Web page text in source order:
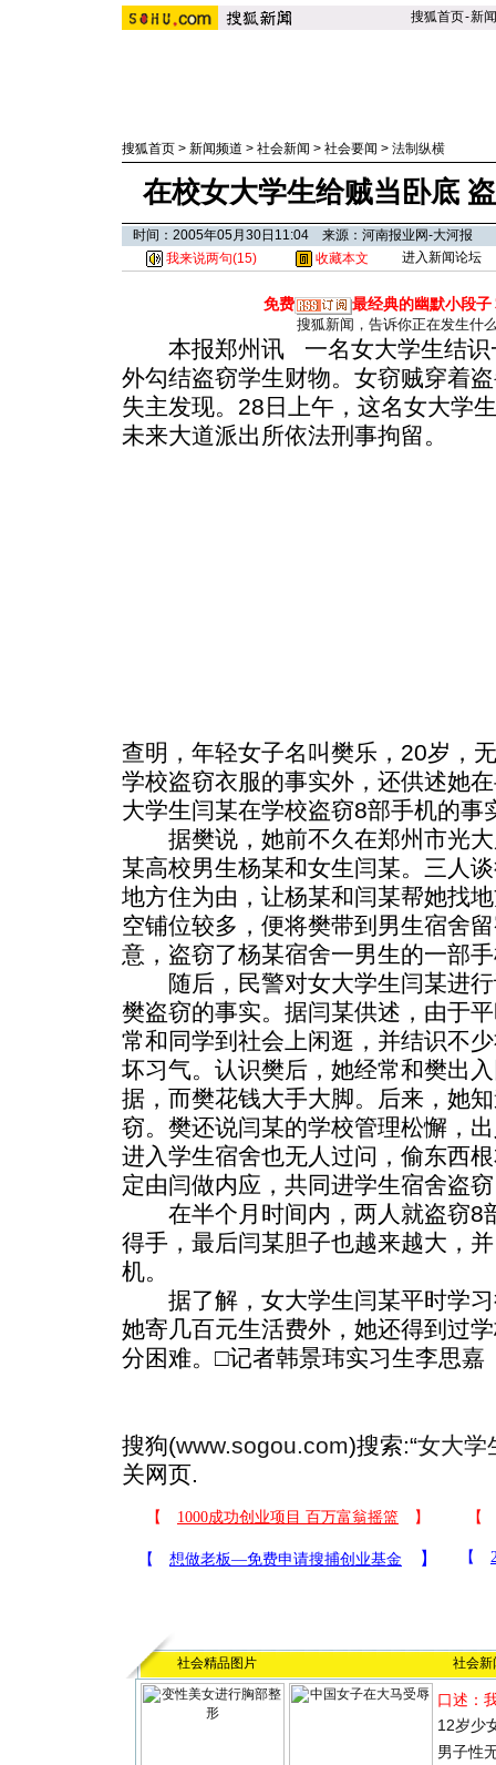
搜狐首页-新闻
搜狐首页 > 新闻频道 > 社会新闻 > 社会要闻 > 法制纵横
在校女大学生给贼当卧底
时间：2005年05月30日11:04 来源：河南报业网-大河报
我来说两句(15) 收藏本文 进入新闻论坛
免费 最经典的幽默小段子
搜狐新闻，告诉你正在发生什
本报郑州讯 一名女大学生结识
外勾结盗窃学生财物。女窃贼穿着
失主发现。28日上午，这名女大学
未来大道派出所依法刑事拘留。
查明，年轻女子名叫樊乐，20岁，
学校盗窃衣服的事实外，还供述她
大学生闫某在学校盗窃8部手机的事
据樊说，她前不久在郑州市光大
某高校男生杨某和女生闫某。三人
地方住为由，让杨某和闫某帮她找
空铺位较多，便将樊带到男生宿舍
意，盗窃了杨某宿舍一男生的一部
随后，民警对女大学生闫某进行
樊盗窃的事实。据闫某供述，由于
常和同学到社会上闲逛，并结识不
坏习气。认识樊后，她经常和樊出
据，而樊花钱大手大脚。后来，她
窃。樊还说闫某的学校管理松懈，
进入学生宿舍也无人过问，偷东西
定由闫做内应，共同进学生宿舍盗
在半个月时间内，两人就盗窃8
得手，最后闫某胆子也越来越大，
机。
据了解，女大学生闫某平时学习
她寄几百元生活费外，她还得到过
分困难。□记者韩景玮实习生李思嘉
搜狗(www.sogou.com)搜索:“女大学
关网页.
社会精品图片 社会新
口述：
12岁少
男子性